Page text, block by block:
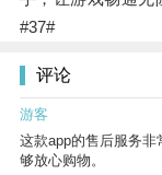
#37#
评论
游客
这款app的售后服务
够放心购物。